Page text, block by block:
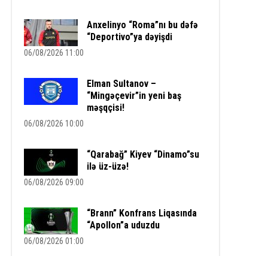
Anxelinyo “Roma”nı bu dəfə
“Deportivo”ya dəyişdi
06/08/2026 11:00
Elman Sultanov –
“Mingəçevir”in yeni baş
məşqçisi!
06/08/2026 10:00
“Qarabağ” Kiyev “Dinamo”su
ilə üz-üzə!
06/08/2026 09:00
“Brann” Konfrans Liqasında
“Apollon”a uduzdu
06/08/2026 01:00